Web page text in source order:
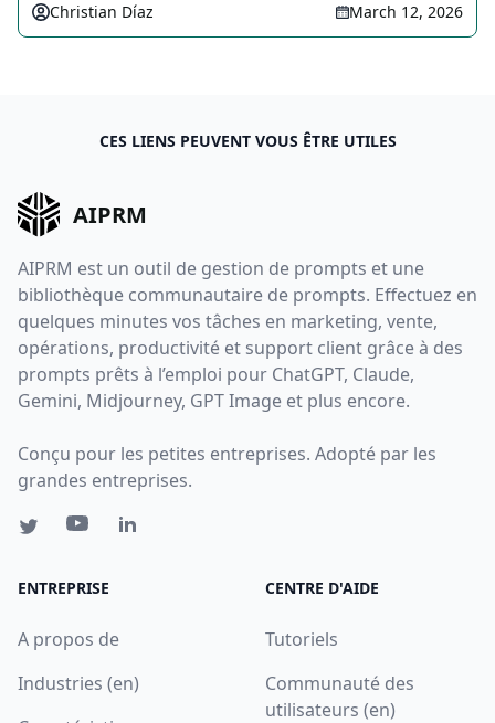
Christian Díaz March 12, 2026
CES LIENS PEUVENT VOUS ÊTRE UTILES
AIPRM
AIPRM est un outil de gestion de prompts et une
bibliothèque communautaire de prompts. Effectuez en
quelques minutes vos tâches en marketing, vente,
opérations, productivité et support client grâce à des
prompts prêts à l’emploi pour ChatGPT, Claude,
Gemini, Midjourney, GPT Image et plus encore.
Conçu pour les petites entreprises. Adopté par les
grandes entreprises.
ENTREPRISE
A propos de
Industries (en)
CENTRE D'AIDE
Tutoriels
Communauté des
utilisateurs (en)